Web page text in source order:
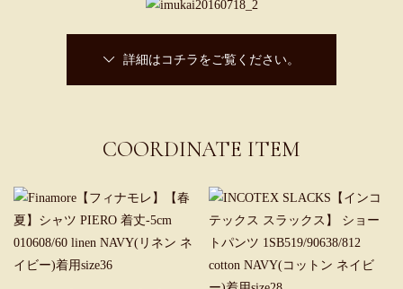
詳細はコチラをご覧ください。
COORDINATE ITEM